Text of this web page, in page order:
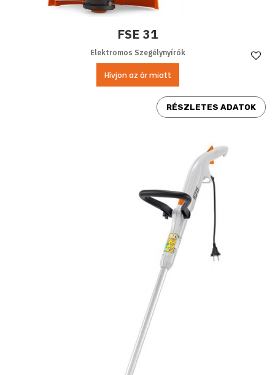
FSE 31
Elektromos Szegélynyírók
Hívjon az ár miatt
RÉSZLETES ADATOK